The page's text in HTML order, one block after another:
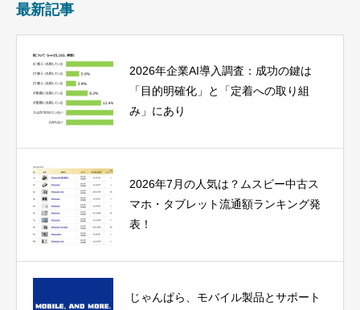
最新記事
2026年企業AI導入調査：成功の鍵は
「目的明確化」と「定着への取り組
み」にあり
2026年7月の人気は？ムスビー中古ス
マホ・タブレット流通額ランキング発
表！
じゃんぱら、モバイル製品とサポート